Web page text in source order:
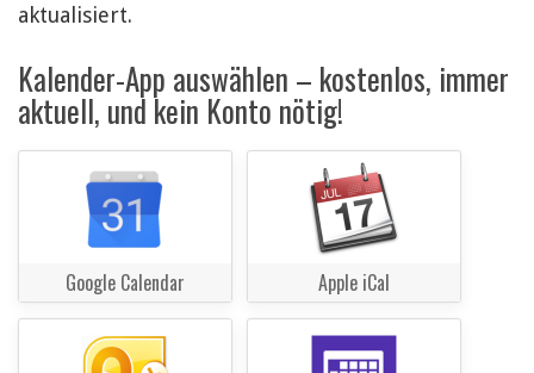
aktualisiert.
Kalender-App auswählen – kostenlos, immer
aktuell, und kein Konto nötig!
Google Calendar Apple iCal